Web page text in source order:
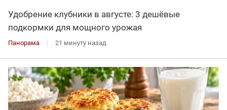
Удобрение клубники в августе: 3 дешёвые
подкормки для мощного урожая
Панорама 21 минуту назад